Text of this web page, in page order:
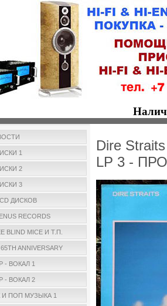
1
2
3
ДИСКОВ
RECORDS
BLIND MICE И Т.П.
ANNIVERSARY
- ВОКАЛ 1
- ВОКАЛ 2
И ПОП МУЗЫКА 1
Dire
LP 3 -